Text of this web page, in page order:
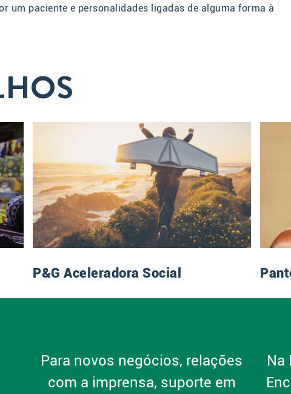
um paciente e personalidades ligadas de alguma forma à
P&G Aceleradora Social
Para novos negócios, relações
com a imprensa, suporte em
Na